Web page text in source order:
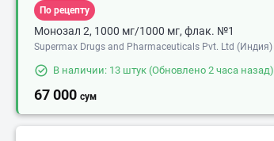
По рецепту
Монозал 2, 1000 мг/1000 мг, флак. №1
Supermax Drugs and Pharmaceuticals Pvt. Ltd (Индия)
В наличии: 13 штук (Обновлено 2 часа назад)
67 000 сум